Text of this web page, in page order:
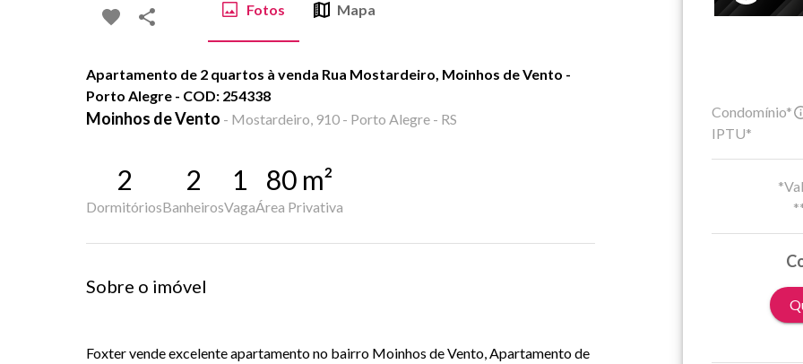
Fotos Mapa
Apartamento de 2 quartos à venda Rua Mostardeiro, Moinhos de Vento -
Porto Alegre - COD: 254338
Moinhos de Vento - Mostardeiro, 910 - Porto Alegre - RS
2
Dormitórios
2
Banheiros
1
Vaga
80 m²
Área Privativa
Sobre o imóvel
Foxter vende excelente apartamento no bairro Moinhos de Vento, Apartamento de
Condomínio*
IPTU*